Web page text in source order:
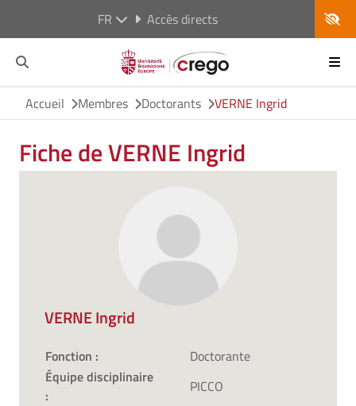
FR Accès directs
Accueil Membres Doctorants VERNE Ingrid
Fiche de VERNE Ingrid
VERNE Ingrid
Fonction :
Doctorante
Équipe disciplinaire
:
PICCO